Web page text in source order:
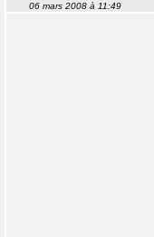
06 mars 2008 à 11:49